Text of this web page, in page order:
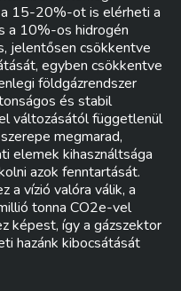
15-20%-ot is elérheti a
a 10%-os hidrogén
jelentősen csökkentve
egyben csökkentve
földgázrendszer
és stabil
változásától függetlenül
megmarad,
elemek kihasználtsága
azok fenntartását.
a vízió valóra válik, a
tonna CO2e-vel
képest, így a gázszektor
hazánk kibocsátását